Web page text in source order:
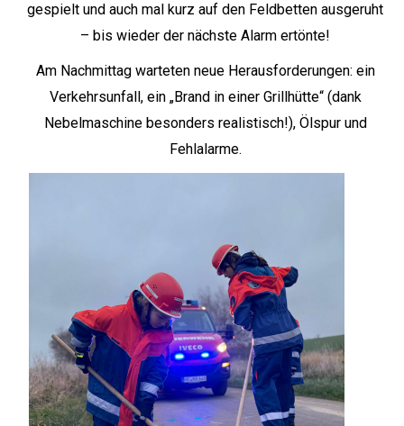
gespielt und auch mal kurz auf den Feldbetten ausgeruht
– bis wieder der nächste Alarm ertönte!
Am Nachmittag warteten neue Herausforderungen: ein
Verkehrsunfall, ein „Brand in einer Grillhütte“ (dank
Nebelmaschine besonders realistisch!), Ölspur und
Fehlalarme.